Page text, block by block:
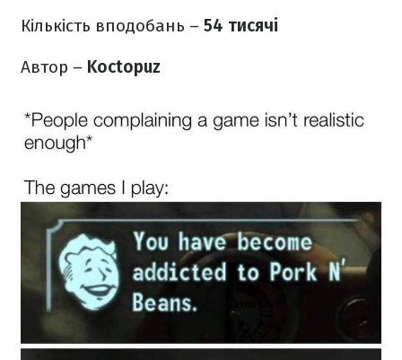
Кількість вподобань – 54 тисячі
Автор – Koctopuz